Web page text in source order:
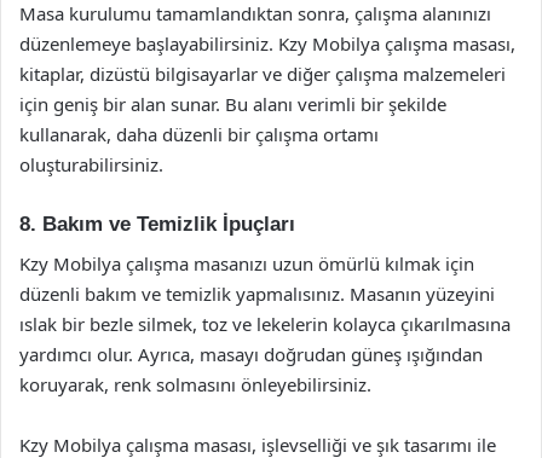
Masa kurulumu tamamlandıktan sonra, çalışma alanınızı
düzenlemeye başlayabilirsiniz. Kzy Mobilya çalışma masası,
kitaplar, dizüstü bilgisayarlar ve diğer çalışma malzemeleri
için geniş bir alan sunar. Bu alanı verimli bir şekilde
kullanarak, daha düzenli bir çalışma ortamı
oluşturabilirsiniz.
8. Bakım ve Temizlik İpuçları
Kzy Mobilya çalışma masanızı uzun ömürlü kılmak için
düzenli bakım ve temizlik yapmalısınız. Masanın yüzeyini
ıslak bir bezle silmek, toz ve lekelerin kolayca çıkarılmasına
yardımcı olur. Ayrıca, masayı doğrudan güneş ışığından
koruyarak, renk solmasını önleyebilirsiniz.
Kzy Mobilya çalışma masası, işlevselliği ve şık tasarımı ile